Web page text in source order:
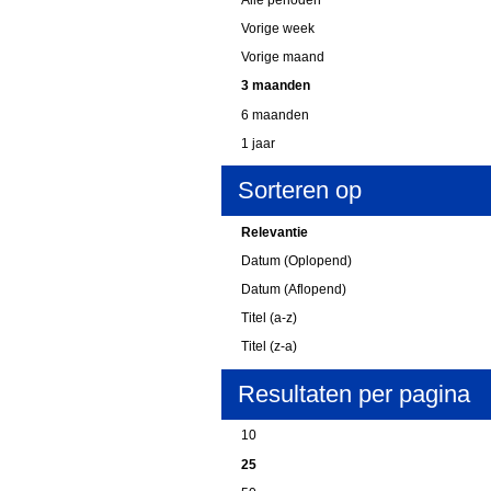
Vorige week
Vorige maand
3 maanden
6 maanden
1 jaar
Sorteren op
Relevantie
Datum (Oplopend)
Datum (Aflopend)
Titel (a-z)
Titel (z-a)
Resultaten per pagina
10
25